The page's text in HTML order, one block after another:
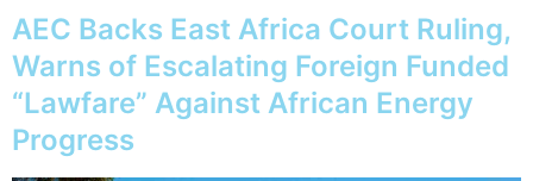
AEC Backs East Africa Court Ruling,
Warns of Escalating Foreign Funded
“Lawfare” Against African Energy
Progress